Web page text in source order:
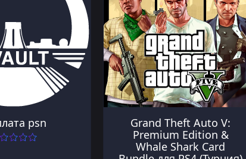
psn
Grand Theft Auto V:
Premium Edition &
Whale Shark Card